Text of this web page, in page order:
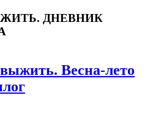
ДНЕВНИК
Весна-лето